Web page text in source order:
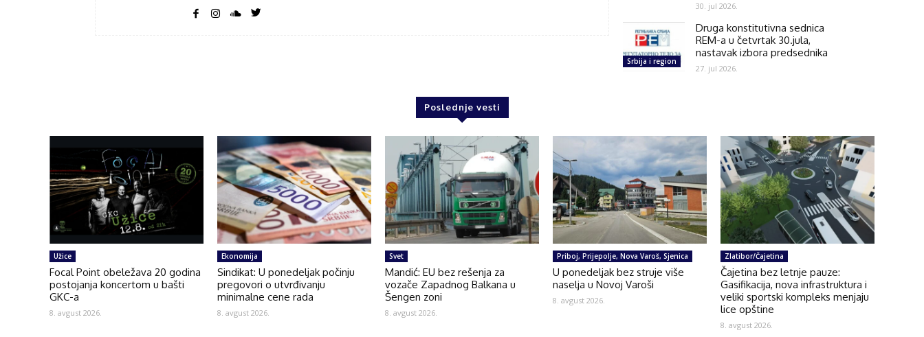
30. jul 2026.
Srbija i region
Druga konstitutivna sednica
REM-a u četvrtak 30.jula,
nastavak izbora predsednika
27. jul 2026.
Poslednje vesti
Užice
Focal Point obeležava 20 godina
postojanja koncertom u bašti
GKC-a
8. avgust 2026.
Ekonomija
Sindikat: U ponedeljak počinju
pregovori o utvrđivanju
minimalne cene rada
8. avgust 2026.
Svet
Mandić: EU bez rešenja za
vozače Zapadnog Balkana u
Šengen zoni
8. avgust 2026.
Priboj, Prijepolje, Nova Varoš, Sjenica
U ponedeljak bez struje više
naselja u Novoj Varoši
8. avgust 2026.
Zlatibor/Čajetina
Čajetina bez letnje pauze:
Gasifikacija, nova infrastruktura i
veliki sportski kompleks menjaju
lice opštine
8. avgust 2026.